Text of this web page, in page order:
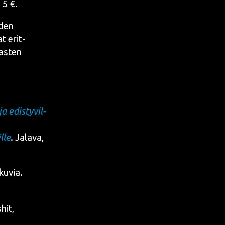
€.
erit­
edis­ty­vil­
. Jala­va,